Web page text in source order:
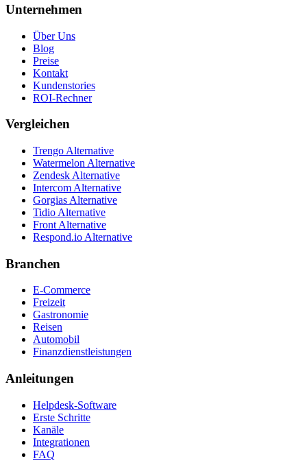
Unternehmen
Über Uns
Blog
Preise
Kontakt
Kundenstories
ROI-Rechner
Vergleichen
Trengo Alternative
Watermelon Alternative
Zendesk Alternative
Intercom Alternative
Gorgias Alternative
Tidio Alternative
Front Alternative
Respond.io Alternative
Branchen
E-Commerce
Freizeit
Gastronomie
Reisen
Automobil
Finanzdienstleistungen
Anleitungen
Helpdesk-Software
Erste Schritte
Kanäle
Integrationen
FAQ